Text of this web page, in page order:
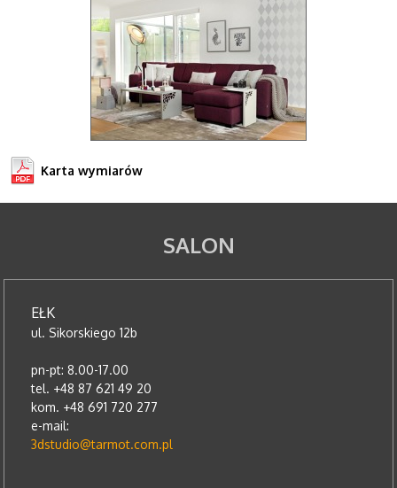
Karta wymiarów
SALON
EŁK
ul. Sikorskiego 12b
pn-pt: 8.00-17.00
tel. +48 87 621 49 20
kom. +48 691 720 277
e-mail:
3dstudio@tarmot.com.pl